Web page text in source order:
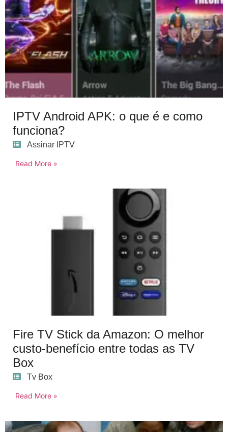
IPTV Android APK: o que é e como
funciona?
Assinar IPTV
Read More »
Fire TV Stick da Amazon: O melhor
custo-benefício entre todas as TV
Box
Tv Box
Read More »